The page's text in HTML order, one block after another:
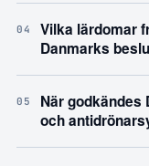
04
Vilka lärdomar
Danmarks
05
När godkändes
och